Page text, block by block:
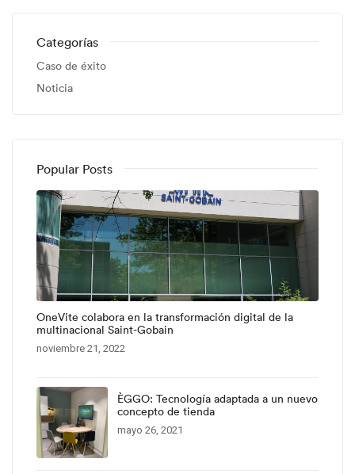
Categorías
Caso de éxito
Noticia
Popular Posts
OneVite colabora en la transformación digital de la
multinacional Saint-Gobain
noviembre 21, 2022
ÈGGO: Tecnología adaptada a un nuevo
concepto de tienda
mayo 26, 2021